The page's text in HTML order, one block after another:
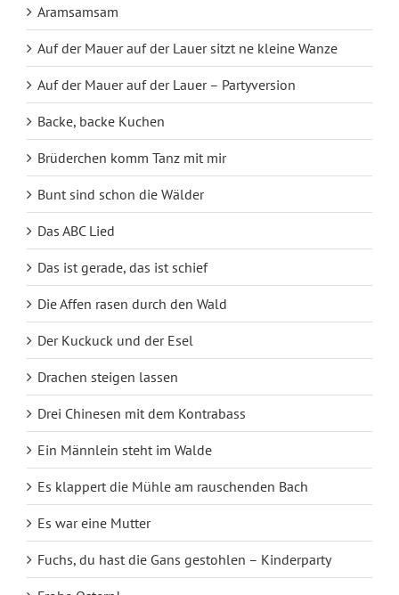
Aramsamsam
Auf der Mauer auf der Lauer sitzt ne kleine Wanze
Auf der Mauer auf der Lauer – Partyversion
Backe, backe Kuchen
Brüderchen komm Tanz mit mir
Bunt sind schon die Wälder
Das ABC Lied
Das ist gerade, das ist schief
Die Affen rasen durch den Wald
Der Kuckuck und der Esel
Drachen steigen lassen
Drei Chinesen mit dem Kontrabass
Ein Männlein steht im Walde
Es klappert die Mühle am rauschenden Bach
Es war eine Mutter
Fuchs, du hast die Gans gestohlen – Kinderparty